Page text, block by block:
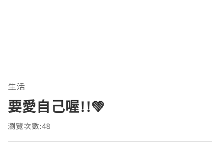
生活
要愛自己喔!!💚
瀏覽次數:48